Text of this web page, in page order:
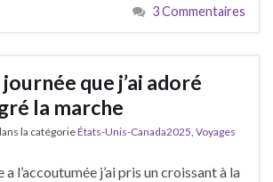
3 Commentaires
que j’ai adoré
la marche
la catégorieÉtats-Unis-Canada2025, Voyages
l’accoutumée j’ai pris un croissant à la